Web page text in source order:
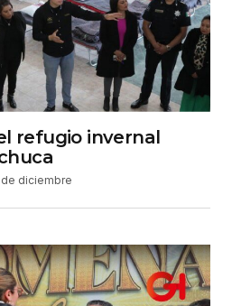
refugio invernal
de diciembre